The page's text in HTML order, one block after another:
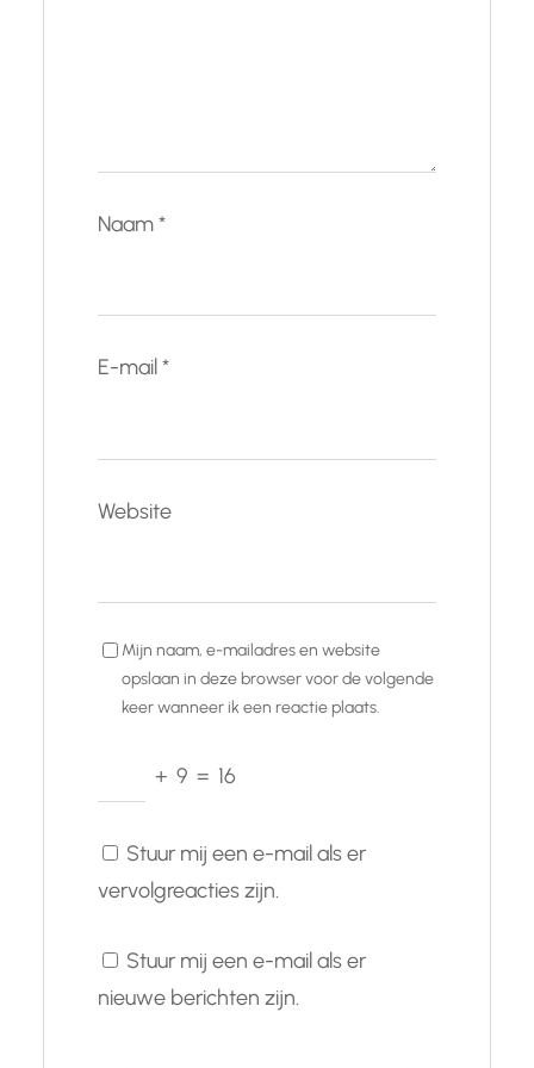
Naam*
E-mail*
Website
Mijn naam, e-mailadres en website
opslaan in deze browser voor de volgende
keer wanneer ik een reactie plaats.
+ 9 = 16
Stuur mij een e-mail als er
vervolgreacties zijn.
Stuur mij een e-mail als er
nieuwe berichten zijn.